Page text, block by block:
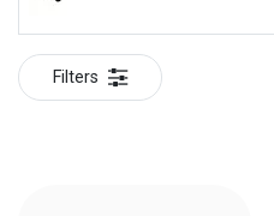
Filters